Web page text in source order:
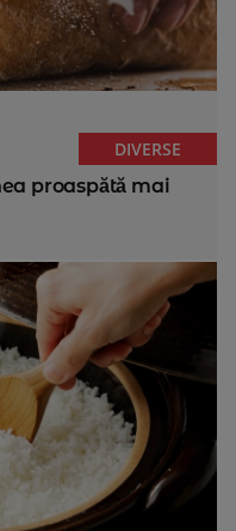
DIVERSE
proaspătă mai